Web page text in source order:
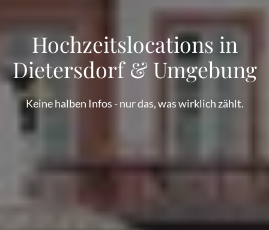
Hochzeitslocations in
Dietersdorf & Umgebung
Keine halben Infos - nur das, was wirklich zählt.